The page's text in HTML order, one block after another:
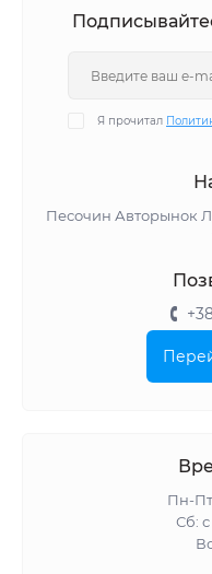
Я прочитал
Песочин Авторынок
Пн-
Сб: